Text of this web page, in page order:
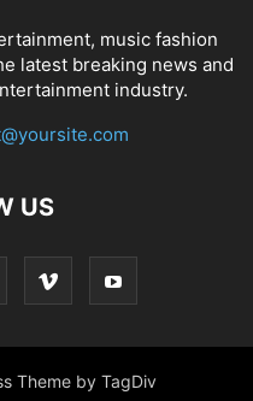
music fashion
latest breaking news and
industry.
US
Theme by TagDiv